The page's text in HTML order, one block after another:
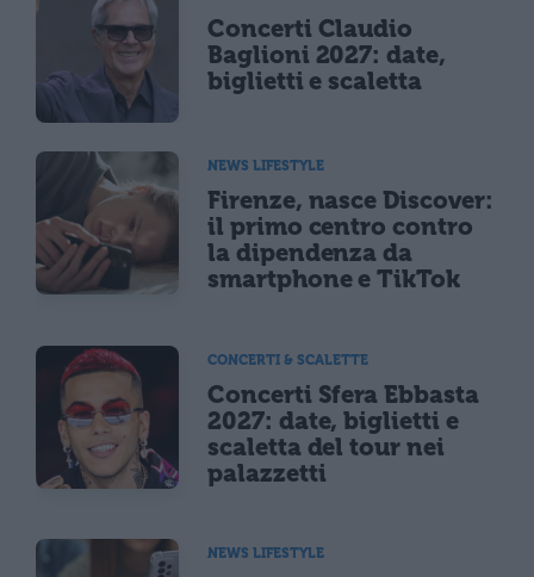
Concerti Claudio
Baglioni 2027: date,
biglietti e scaletta
NEWS LIFESTYLE
Firenze, nasce Discover:
il primo centro contro
la dipendenza da
smartphone e TikTok
CONCERTI & SCALETTE
Concerti Sfera Ebbasta
2027: date, biglietti e
scaletta del tour nei
palazzetti
NEWS LIFESTYLE